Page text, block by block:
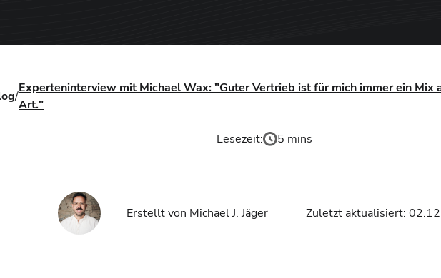
/
Experteninterview mit Michael Wax: "Guter Vertrieb ist für mich immer ein Mix
Art."
Lesezeit: 5 mins
Erstellt von Michael J. Jäger Zuletzt aktualisiert: